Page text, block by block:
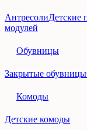
АнтресолиДетские
модулей
Обувницы
Закрытые обувницы
Комоды
Детские комоды